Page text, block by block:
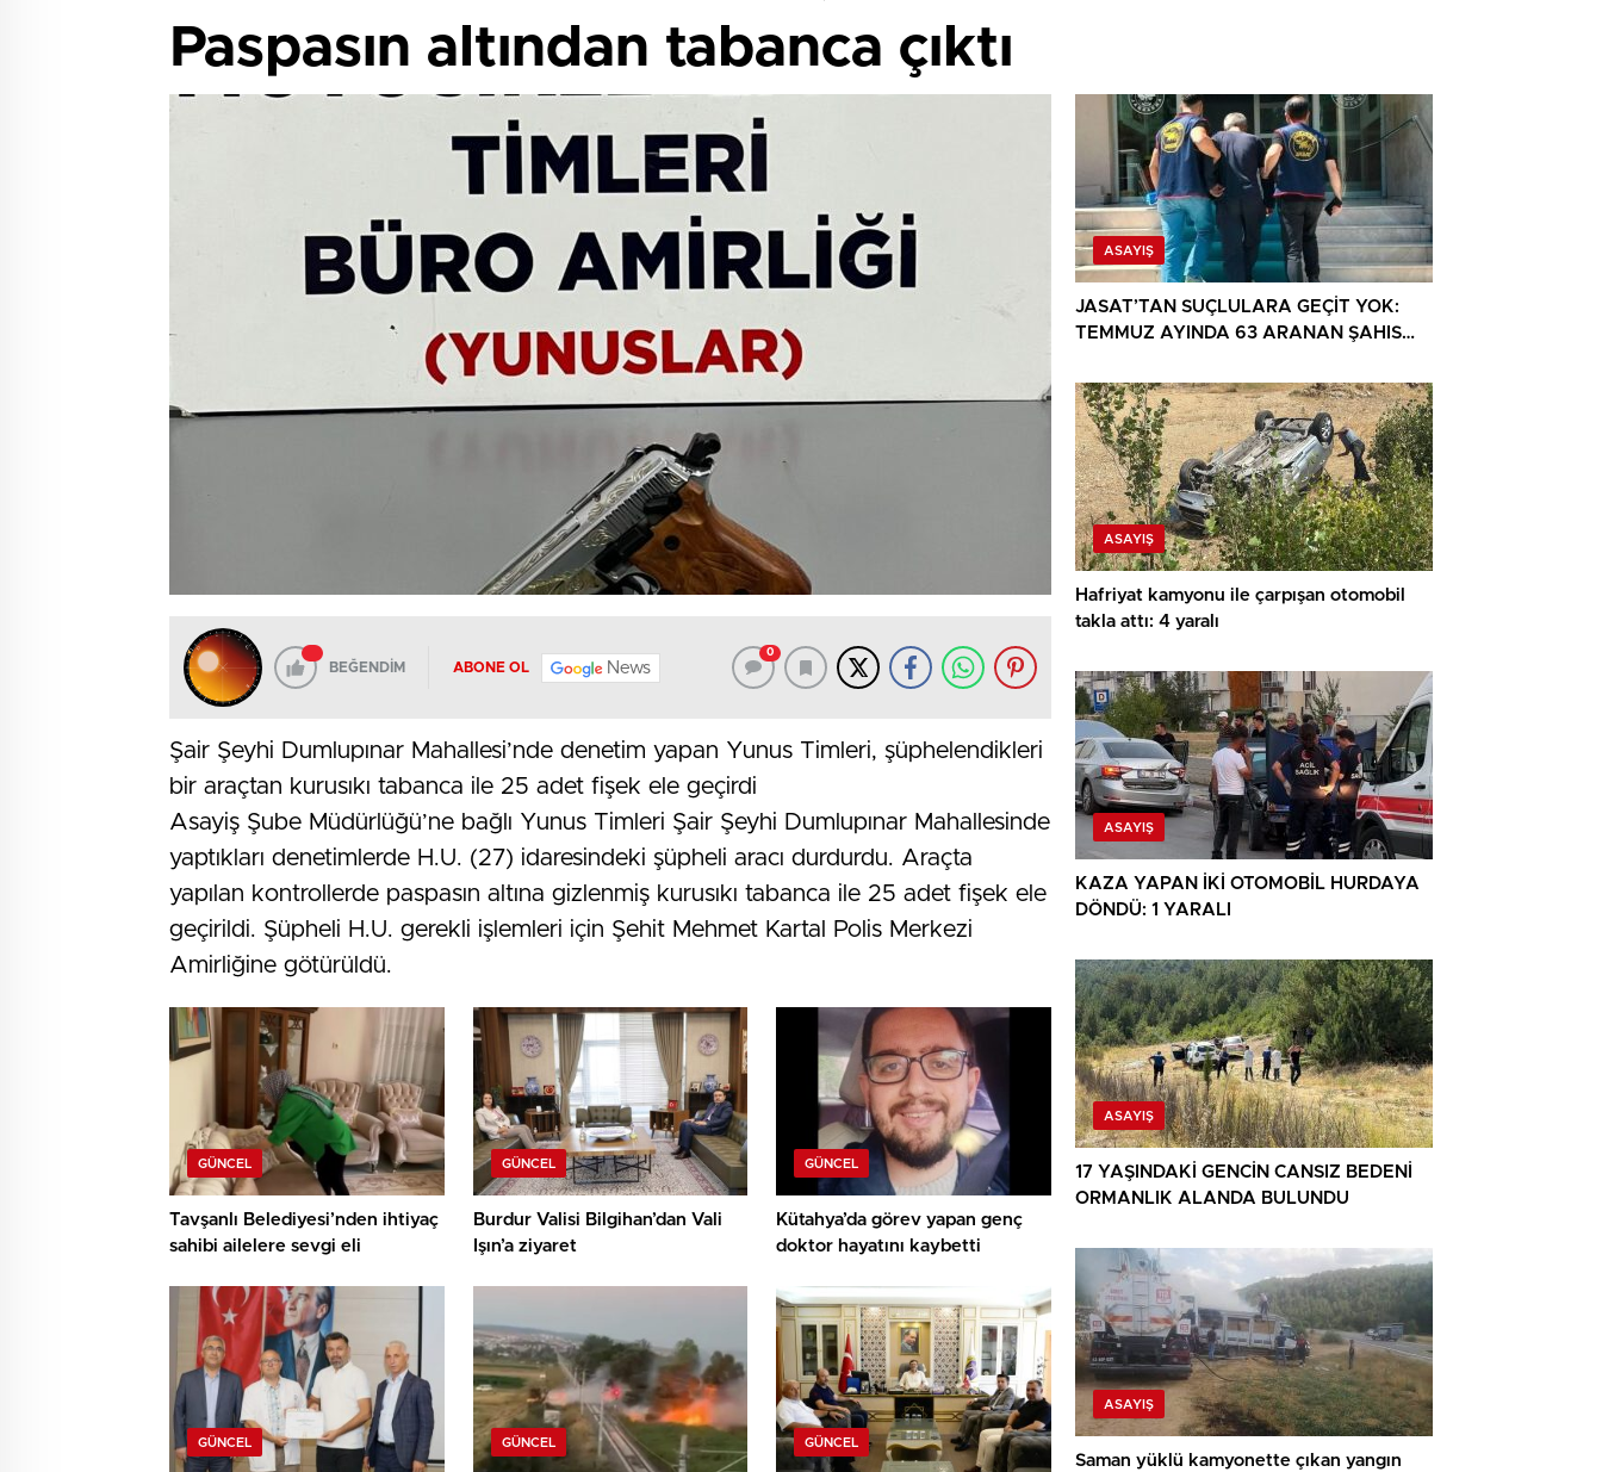
Paspasın altından tabanca çıktı
BEĞENDİM ABONE OL News
0
Şair Şeyhi Dumlupınar Mahallesi’nde denetim yapan Yunus Timleri, şüphelendikleri
bir araçtan kurusıkı tabanca ile 25 adet fişek ele geçirdi
Asayiş Şube Müdürlüğü’ne bağlı Yunus Timleri Şair Şeyhi Dumlupınar Mahallesinde
yaptıkları denetimlerde H.U. (27) idaresindeki şüpheli aracı durdurdu. Araçta
yapılan kontrollerde paspasın altına gizlenmiş kurusıkı tabanca ile 25 adet fişek ele
geçirildi. Şüpheli H.U. gerekli işlemleri için Şehit Mehmet Kartal Polis Merkezi
Amirliğine götürüldü.
GÜNCEL
Tavşanlı Belediyesi’nden ihtiyaç
sahibi ailelere sevgi eli
GÜNCEL
Burdur Valisi Bilgihan’dan Vali
Işın’a ziyaret
GÜNCEL
Kütahya’da görev yapan genç
doktor hayatını kaybetti
GÜNCEL GÜNCEL GÜNCEL
ASAYIŞ
JASAT’TAN SUÇLULARA GEÇİT YOK:
TEMMUZ AYINDA 63 ARANAN ŞAHIS
ASAYIŞ
Hafriyat kamyonu ile çarpışan otomobil
takla attı: 4 yaralı
ASAYIŞ
KAZA YAPAN İKİ OTOMOBİL HURDAYA
DÖNDÜ: 1 YARALI
ASAYIŞ
17 YAŞINDAKİ GENCİN CANSIZ BEDENİ
ORMANLIK ALANDA BULUNDU
ASAYIŞ
Saman yüklü kamyonette çıkan yangın